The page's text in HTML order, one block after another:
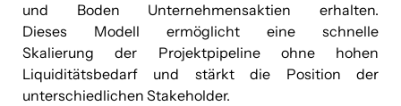
und Boden Unternehmensaktien erhalten.
Dieses Modell ermöglicht eine schnelle
Skalierung der Projektpipeline ohne hohen
Liquiditätsbedarf und stärkt die Position der
unterschiedlichen Stakeholder.